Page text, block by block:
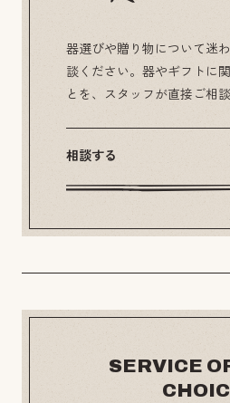
器選びや贈り物について迷
談ください。器やギフトに
とを、スタッフが直接ご相
相談する
SERVICE